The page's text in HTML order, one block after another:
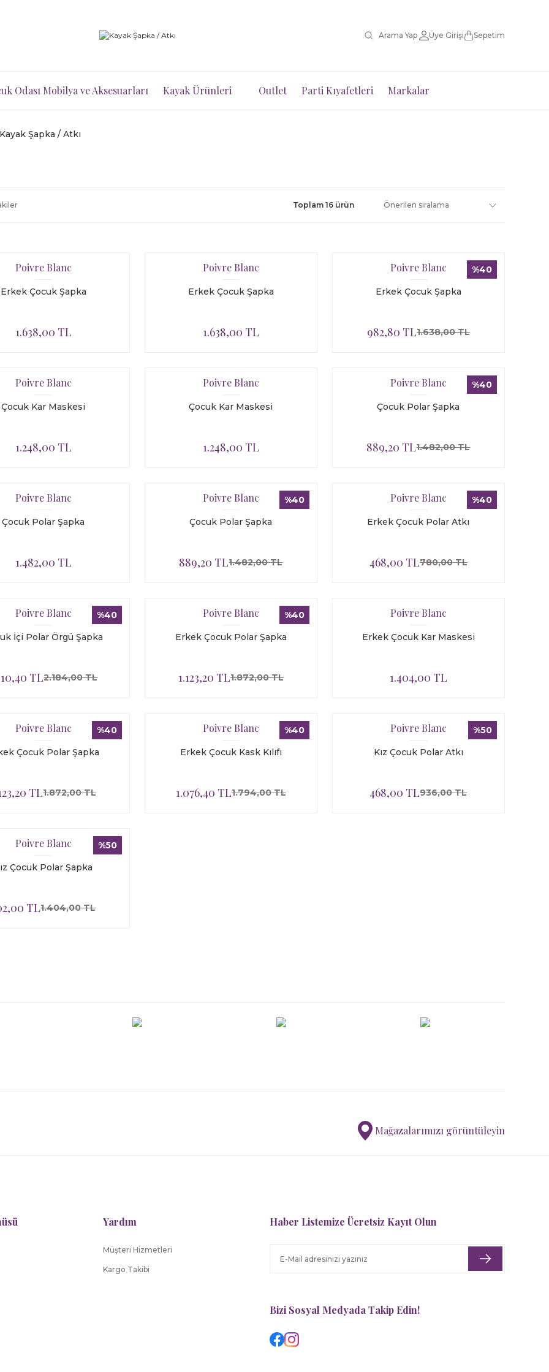
Üye Girişi Sepetim
Odası Mobilya ve Aksesuarları Kayak Ürünleri Outlet Parti Kıyafetleri Markalar
Kayak Şapka / Atkı
Toplam 16 ürün
Poivre Blanc
Erkek Çocuk Şapka
1.638,00 TL
Poivre Blanc
Erkek Çocuk Şapka
1.638,00 TL
%40
Poivre Blanc
Erkek Çocuk Şapka
982,80 TL1.638,00 TL
Poivre Blanc
Çocuk Kar Maskesi
1.248,00 TL
Poivre Blanc
Çocuk Kar Maskesi
1.248,00 TL
%40
Poivre Blanc
Çocuk Polar Şapka
889,20 TL1.482,00 TL
Poivre Blanc
Çocuk Polar Şapka
1.482,00 TL
%40
Poivre Blanc
Çocuk Polar Şapka
889,20 TL1.482,00 TL
%40
Poivre Blanc
Erkek Çocuk Polar Atkı
468,00 TL780,00 TL
%40
Poivre Blanc
İçi Polar Örgü Şapka
TL2.184,00 TL
%40
Poivre Blanc
Erkek Çocuk Polar Şapka
1.123,20 TL1.872,00 TL
Poivre Blanc
Erkek Çocuk Kar Maskesi
1.404,00 TL
%40
Poivre Blanc
Çocuk Polar Şapka
TL1.872,00 TL
%40
Poivre Blanc
Erkek Çocuk Kask Kılıfı
1.076,40 TL1.794,00 TL
%50
Poivre Blanc
Kız Çocuk Polar Atkı
468,00 TL936,00 TL
%50
Poivre Blanc
Çocuk Polar Şapka
TL1.404,00 TL
Mağazalarımızı görüntüleyin
Yardım
Müşteri Hizmetleri
Kargo Takibi
Haber Listemize Ücretsiz Kayıt Olun
Bizi Sosyal Medyada Takip Edin!